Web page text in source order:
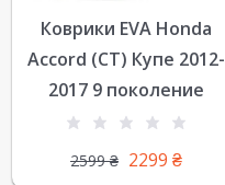
Коврики EVA Honda
Accord (CT) Купе 2012-
2017 9 поколение
2599₴ 2299 ₴